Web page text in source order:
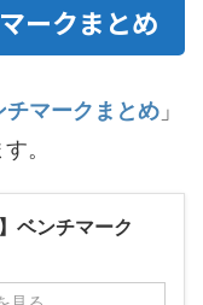
ークまとめ
マークまとめ 」
。
ベンチマーク